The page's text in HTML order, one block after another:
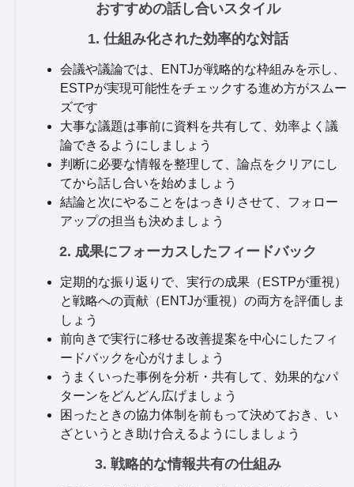
おすすめの話し合いスタイル
1. 仕組み化された効率的な対話
会議や議論では、ENTJが戦略的な枠組みを示し、
ESTPが実現可能性をチェックする進め方がスムー
ズです
大事な議題は事前に資料を共有して、効率よく議
論できるようにしましょう
判断に必要な情報を整理して、論点をクリアにし
てから話し合いを始めましょう
結論と次にやることをはっきりさせて、フォロー
アップの担当も決めましょう
2. 成果にフォーカスしたフィードバック
定期的な振り返りで、実行の成果（ESTPが重視）
と戦略への貢献（ENTJが重視）の両方を評価しま
しょう
前向きで実行に移せる改善提案を中心にしたフィ
ードバックを心がけましょう
うまくいった事例を分析・共有して、効果的なパ
ターンをどんどん広げましょう
困ったときの協力体制を前もって決めておき、い
ざというとき助け合えるようにしましょう
3. 戦略的な情報共有の仕組み